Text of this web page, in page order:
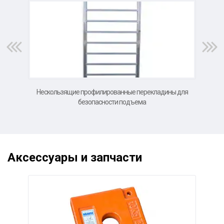
Нескользящие профилированные перекладины для
безопасности подъема
Аксессуары и запчасти